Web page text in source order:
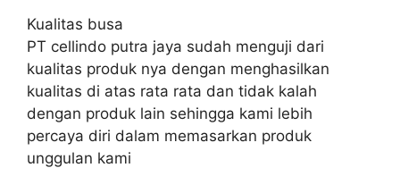
Kualitas busa
PT cellindo putra jaya sudah menguji dari
kualitas produk nya dengan menghasilkan
kualitas di atas rata rata dan tidak kalah
dengan produk lain sehingga kami lebih
percaya diri dalam memasarkan produk
unggulan kami